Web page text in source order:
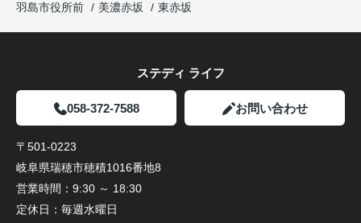
羽島市役所前
美濃赤坂 東赤坂
ステディ ライフ
058-372-7588 お問い合わせ
〒501-0223
岐阜県瑞穂市穂積1016番地8
営業時間： 9:30 ～ 18:30
定休日： 毎週水曜日